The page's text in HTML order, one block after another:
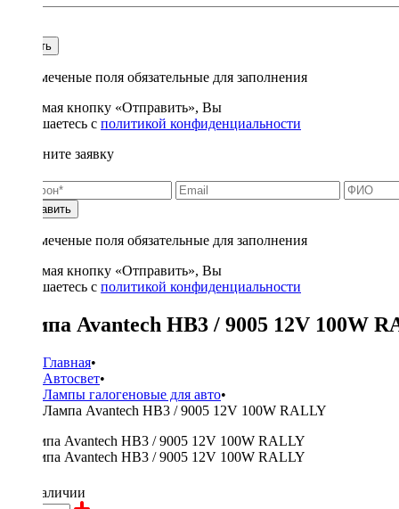
Купить
* - отмеченые поля обязательные для заполнения
Нажимая кнопку «Отправить», Вы
соглашаетесь с политикой конфиденциальности
Заполните заявку
Отправить
* - отмеченые поля обязательные для заполнения
Нажимая кнопку «Отправить», Вы
соглашаетесь с политикой конфиденциальности
Лампа Avantech HB3 / 9005 12V 100W
Главная•
Автосвет•
Лампы галогеновые для авто•
Лампа Avantech HB3 / 9005 12V 100W RALLY
в наличии